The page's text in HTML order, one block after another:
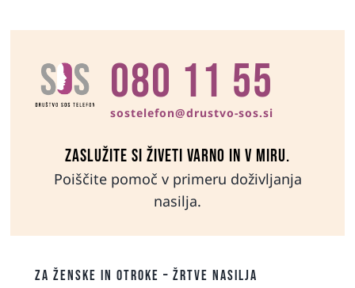
080 11 55
sostelefon@drustvo-sos.si
Zaslužite si živeti varno in v miru.
Poiščite pomoč v primeru doživljanja
nasilja.
ZA ŽENSKE IN OTROKE – ŽRTVE NASILJA